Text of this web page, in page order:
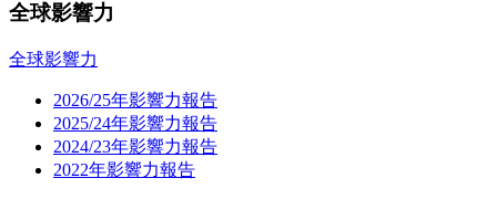
全球影響力
全球影響力
2026/25年影響力報告
2025/24年影響力報告
2024/23年影響力報告
2022年影響力報告